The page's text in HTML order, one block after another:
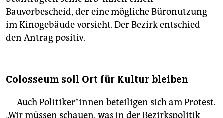
Bauvorbescheid, der eine mögliche Büronutzung
im Kinogebäude vorsieht. Der Bezirk entschied
den Antrag positiv.
Colosseum soll Ort für Kultur bleiben
Auch Politiker*innen beteiligen sich am Protest.
„Wir müssen schauen, was in der Bezirkspolitik